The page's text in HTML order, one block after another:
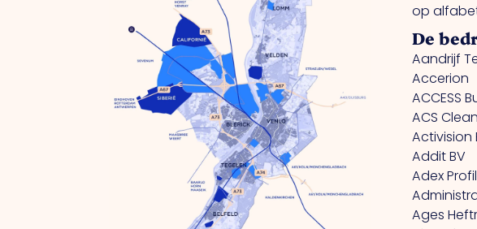
op
De
Aandrijf
Accerion
ACCESS
ACS
Activision
Addit BV
Adex
Ages